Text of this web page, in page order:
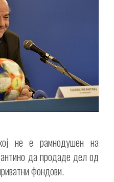
не е рамнодушен на
да продаде дел од
фондови.